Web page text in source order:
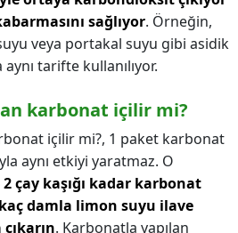
sağlıyor. Örneğin,
veya portakal suyu gibi asidik
tarifte kullanılıyor.
karbonat içilir mi?
içilir mi?, 1 paket karbonat
aynı etkiyi yaratmaz. O
çay kaşığı kadar karbonat
damla limon suyu ilave
. Karbonatla yapılan